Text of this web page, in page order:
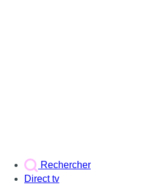
Rechercher
Direct tv